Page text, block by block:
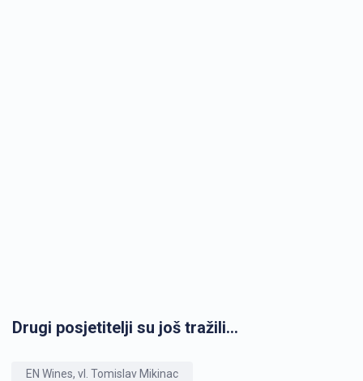
Drugi posjetitelji su još tražili...
EN Wines, vl. Tomislav Mikinac